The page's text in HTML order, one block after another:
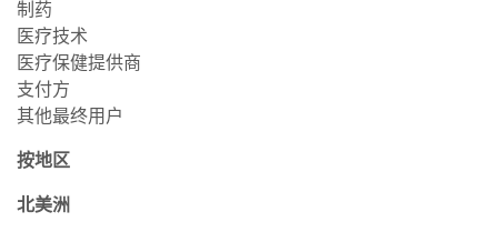
制药
医疗技术
医疗保健提供商
支付方
其他最终用户
按地区
北美洲